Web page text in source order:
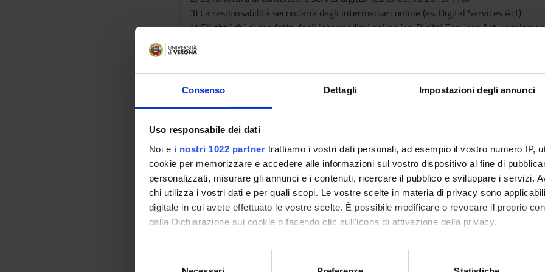
Consenso Dettagli Impostazioni degli annunci
Uso responsabile dei dati
Noi e i nostri 1022 partner trattiamo i vostri dati personali, ad esempio il vostro numero IP,
cookie per memorizzare e accedere alle informazioni sul vostro dispositivo al fine di
personalizzati, misurare gli annunci e i contenuti, ricercare il pubblico e sviluppare i servizi.
chi utilizza i vostri dati e per quali scopi. Le vostre scelte in materia di privacy sono
digitale in cui avete effettuato le vostre scelte. È possibile modificare o revocare il proprio
dalla Dichiarazione sui cookie o facendo clic sull'icona di attivazione della privacy.
Con il tuo consenso, vorremmo anche:
raccogliere informazioni sulla tua posizione geografica, con un'approssimazione di
3) La responsabilità secondaria degli intermediari online (es. Digital Services Act)
4) Gli obblighi di condotta degli intermediari online (es. Digital Services Act,
5) La responsabilità civile in caso di ricorso all’Intelligenza Artificiale (es. proposta
Visualizza la bibliografia con Leganto,
recuperare i testi in programma d'esame in
Modalità didattiche
Il corso è di 36 ore e si svolgerà con il supporto di slides e di materiali di studio
europea). Gli studenti saranno invitati a partecipare alla discussione sui vari temi
presentazioni in aula di lavori svolti a casa.
Modalità di verifica dell'apprendimento
La prova d’esame ha l’obiettivo di verificare il livello di raggiungimento degli
(60 minuti) e consisterà in tre/quattro domande.